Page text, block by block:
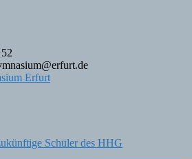
Schüler des HHG